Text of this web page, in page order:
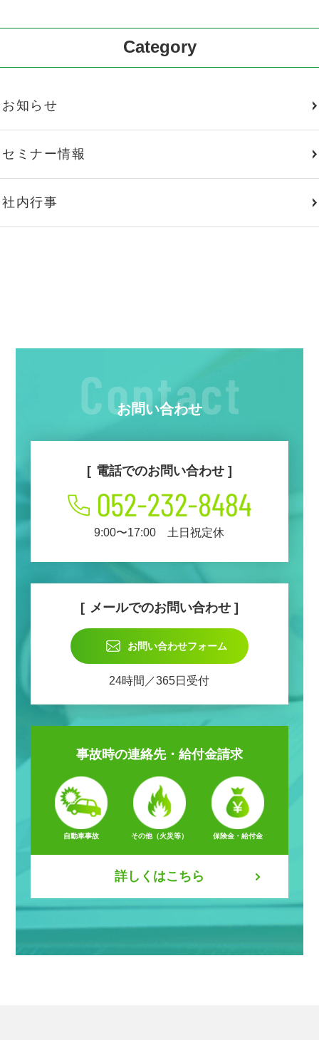
Category
お知らせ
セミナー情報
社内行事
お問い合わせ
電話でのお問い合わせ
9:00〜17:00 土日祝定休
メールでのお問い合わせ
お問い合わせフォーム
24時間／365日受付
事故時の連絡先・給付金請求
自動車事故 その他（火災等） 保険金・給付金
詳しくはこちら